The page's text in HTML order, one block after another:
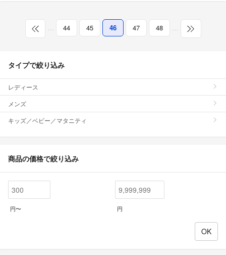
… 44 45 46 47 48 …
タイプで絞り込み
レディース
メンズ
キッズ／ベビー／マタニティ
商品の価格で絞り込み
円〜 円